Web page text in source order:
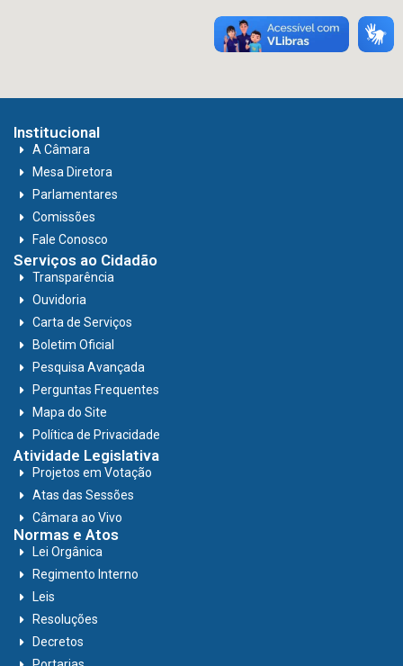
Institucional
A Câmara
Mesa Diretora
Parlamentares
Comissões
Fale Conosco
Serviços ao Cidadão
Transparência
Ouvidoria
Carta de Serviços
Boletim Oficial
Pesquisa Avançada
Perguntas Frequentes
Mapa do Site
Política de Privacidade
Atividade Legislativa
Projetos em Votação
Atas das Sessões
Câmara ao Vivo
Normas e Atos
Lei Orgânica
Regimento Interno
Leis
Resoluções
Decretos